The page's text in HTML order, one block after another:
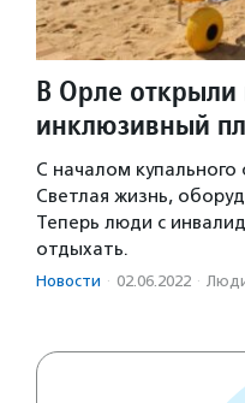
В Орле
инклюзивный
С началом
Светлая жизнь,
Теперь люди с
отдыхать.
Новости · 02.06.2022 ·